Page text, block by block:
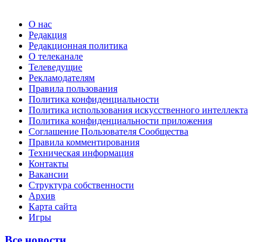
О нас
Редакция
Редакционная политика
О телеканале
Телеведущие
Рекламодателям
Правила пользования
Политика конфиденциальности
Политика использования искусственного интеллекта
Политика конфиденциальности приложения
Соглашение Пользователя Сообщества
Правила комментирования
Техническая информация
Контакты
Вакансии
Структура собственности
Архив
Карта сайта
Игры